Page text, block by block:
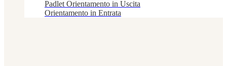
Padlet Orientamento in Uscita
Orientamento in Entrata